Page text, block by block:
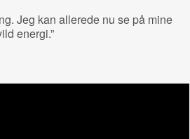
Jeg kan allerede nu se på mine
energi.”